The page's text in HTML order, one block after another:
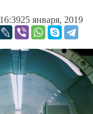
25 января, 2019